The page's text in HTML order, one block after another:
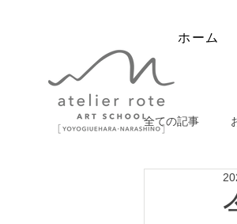
ホーム
全ての記事
出張ワーク